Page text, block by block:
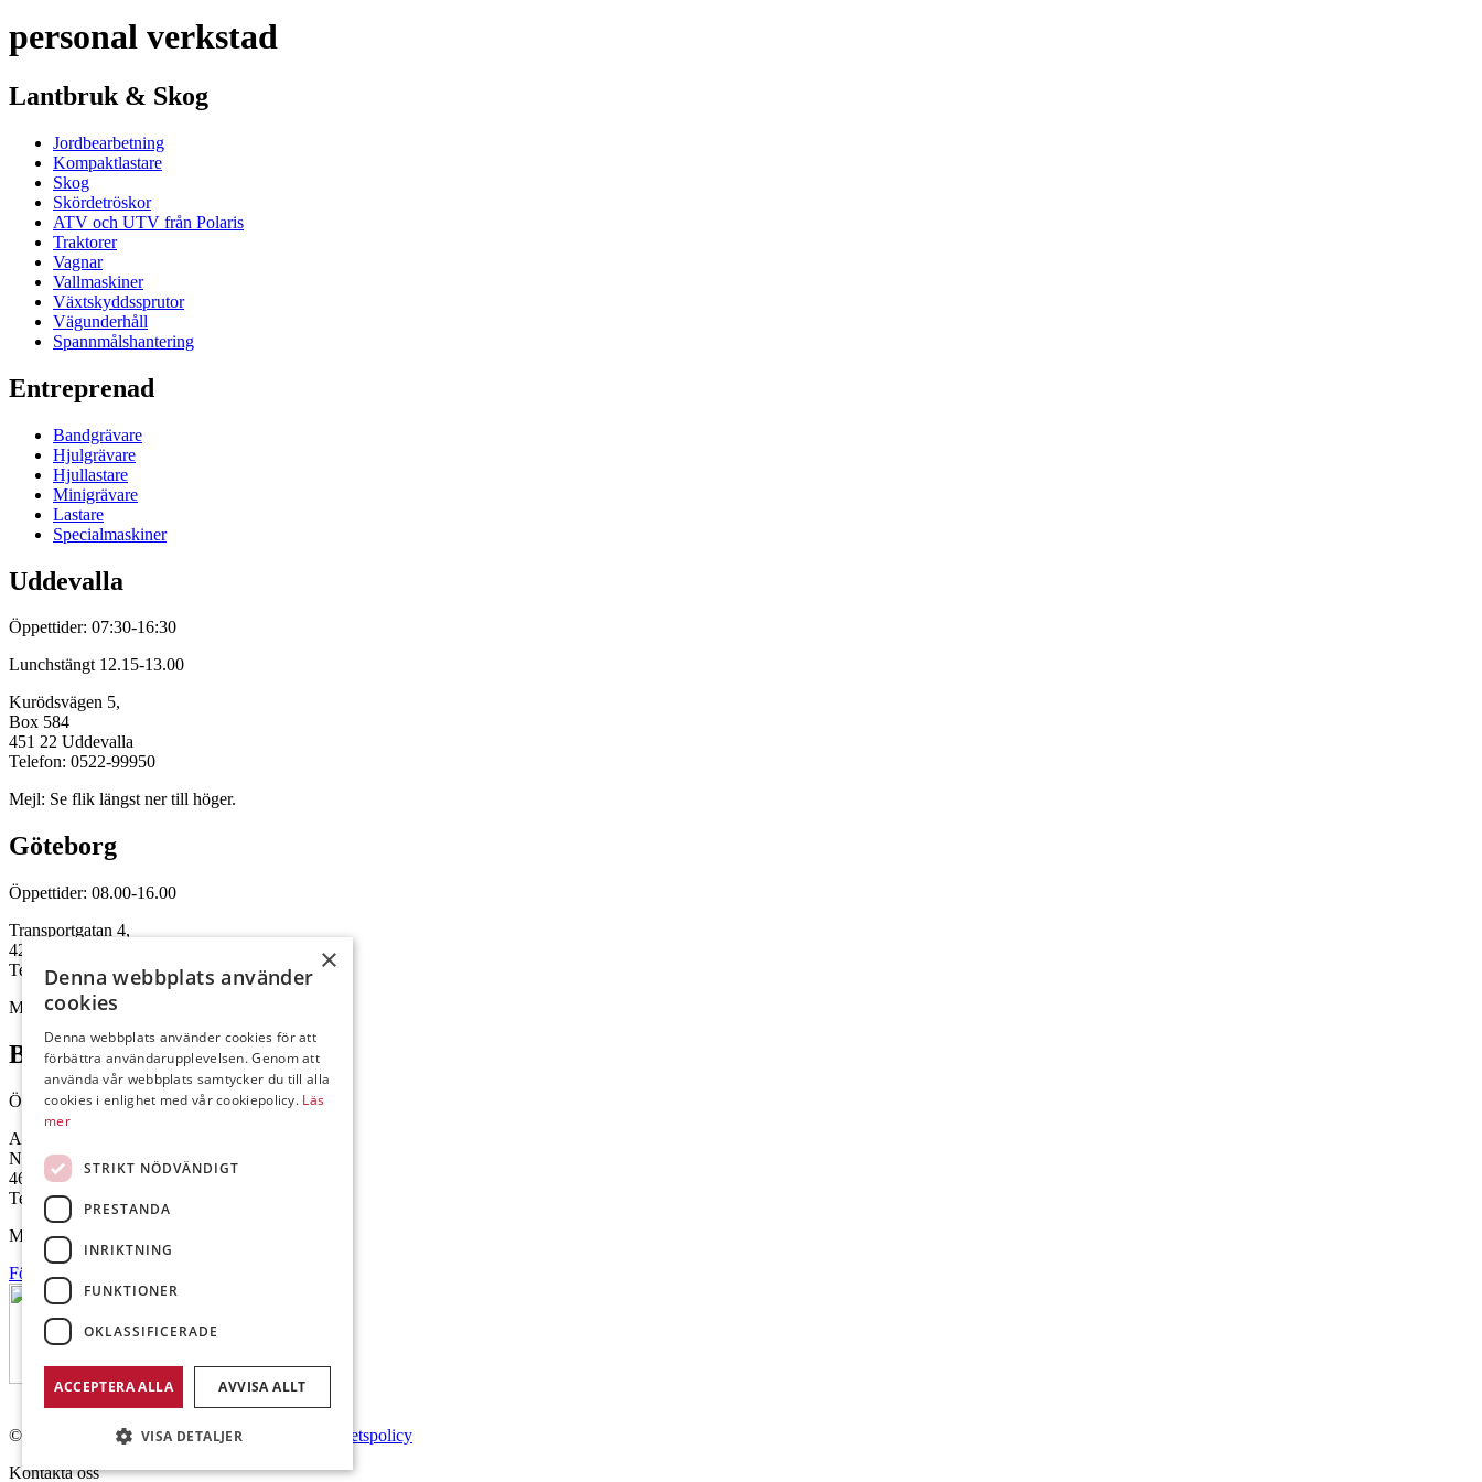
personal verkstad
Lantbruk & Skog
Jordbearbetning
Kompaktlastare
Skog
Skördetröskor
ATV och UTV från Polaris
Traktorer
Vagnar
Vallmaskiner
Växtskyddssprutor
Vägunderhåll
Spannmålshantering
Entreprenad
Bandgrävare
Hjulgrävare
Hjullastare
Minigrävare
Lastare
Specialmaskiner
Uddevalla
Öppettider: 07:30-16:30
Lunchstängt 12.15-13.00
Kurödsvägen 5,
Box 584
451 22 Uddevalla
Telefon: 0522-99950
Mejl: Se flik längst ner till höger.
Göteborg
Öppettider: 08.00-16.00
Transportgatan 4,
422 46 Hisings Backa
Telefon: 0708-115352
Mejl: Se flik längst ner till höger.
Brålanda
Öppettider: 07:00-16:00
Andrésen Maskin i Brålanda AB
Nuntorp 301
464 64 Brålanda
Telefon: 0521-57 57 30
Mejl: Se flik längst ner till höger.
Följ oss på Facebook
© Copyright 2026 Andrésen Maskin AB.
Integritetspolicy
Kontakta oss
×
Denna webbplats använder
cookies
Denna webbplats använder cookies för att
förbättra användarupplevelsen. Genom att
använda vår webbplats samtycker du till alla
cookies i enlighet med vår cookiepolicy. Läs
mer
STRIKT NÖDVÄNDIGT
PRESTANDA
INRIKTNING
FUNKTIONER
OKLASSIFICERADE
ACCEPTERA ALLA AVVISA ALLT
VISA DETALJER